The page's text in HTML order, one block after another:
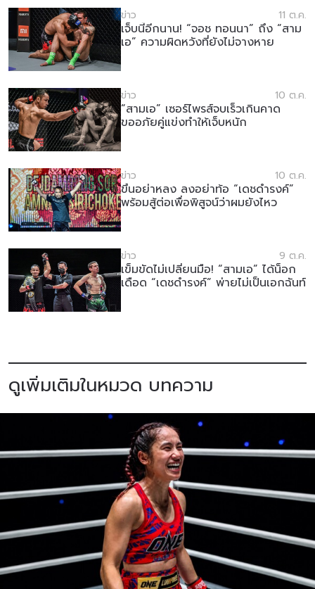
ข่าว 11 ต.ค.
เจ็บนี้อีกนาน! “จอช ทอนนา” ถึง “สาม
เอ” ความผิดหวังที่ยังไม่จางหาย
ข่าว 10 ต.ค.
“สามเอ” เซอร์ไพรส์จบเร็วเกินคาด
ขออภัยคู่แข่งทำให้เจ็บหนัก
ข่าว 10 ต.ค.
ขึ้นอย่าหลง ลงอย่าท้อ “เดชดำรงค์”
พร้อมสู้ต่อเพื่อพิสูจน์ว่าผมยังไหว
ข่าว 9 ต.ค.
เข็มขัดไม่เปลี่ยนมือ! “สามเอ” ได้น็อก
เดือด “เดชดำรงค์” พ่ายไม่เป็นเอกฉันท์
ดูเพิ่มเติมในหมวด บทความ